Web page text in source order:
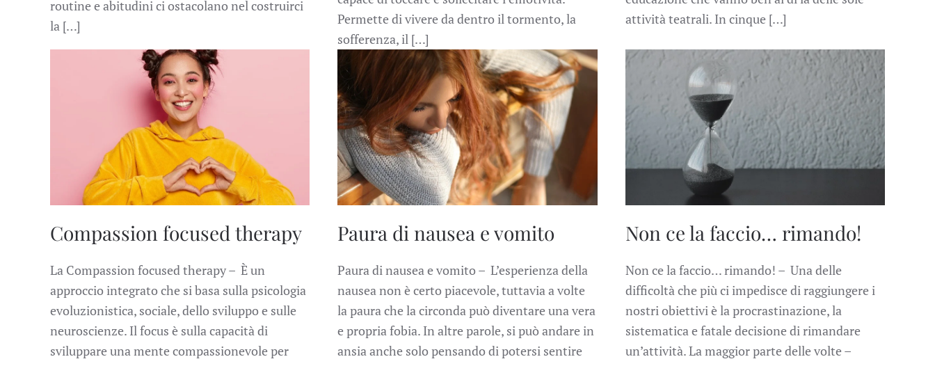
routine e abitudini ci ostacolano nel costruirci
la […]
Permette di vivere da dentro il tormento, la
sofferenza, il […]
attività teatrali. In cinque […]
Compassion focused therapy
La Compassion focused therapy – È un
approccio integrato che si basa sulla psicologia
evoluzionistica, sociale, dello sviluppo e sulle
neuroscienze. Il focus è sulla capacità di
sviluppare una mente compassionevole per
Paura di nausea e vomito
Paura di nausea e vomito – L’esperienza della
nausea non è certo piacevole, tuttavia a volte
la paura che la circonda può diventare una vera
e propria fobia. In altre parole, si può andare in
ansia anche solo pensando di potersi sentire
Non ce la faccio… rimando!
Non ce la faccio… rimando! – Una delle
difficoltà che più ci impedisce di raggiungere i
nostri obiettivi è la procrastinazione, la
sistematica e fatale decisione di rimandare
un’attività. La maggior parte delle volte –